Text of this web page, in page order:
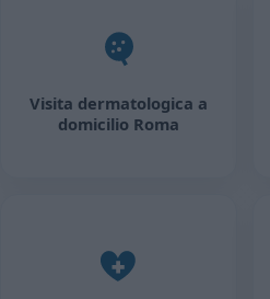
Visita dermatologica a
domicilio Roma